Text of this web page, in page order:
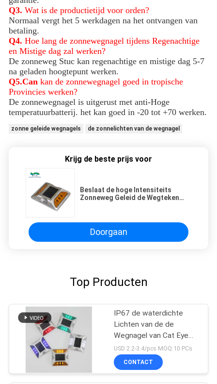
Q3. Wat is de productietijd voor orden?
Normaal vergt het 5 werkdagen na het ontvangen van
betaling.
Q4. Hoe lang de zonnewegnagel tijdens Regenachtige
en Mistige dag zal werken?
De zonneweg Stuc kan regenachtige en mistige dag 5-7
na geladen hoogtepunt werken.
Q5.Can kan de zonnewegnagel goed in tropische
Provincies werken?
De zonnewegnagel is uitgerust met anti-Hoge
temperatuurbatterij. het kan goed in -20 tot +70 werken.
zonne geleide wegnagels de zonnelichten van de wegnagel
Krijg de beste prijs voor
Beslaat de hoge Intensiteits
Zonneweg Geleid de Wegteken
Doorgaan
Top Producten
IP67 de waterdichte
Lichten van de de
Wegnagel van Cat Eye
Road Stud Outdoor
Zonne
USD 2.2-3.4/pcs MOQ:10 PCs
CONTACT